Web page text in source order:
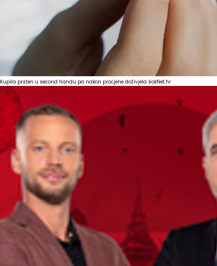
Kupila prsten u second handu pa nakon procjene doživjela šokNet.hr